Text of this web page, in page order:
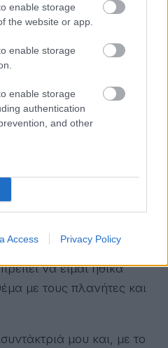
enable storage
the website or app.
enable storage
enable storage
authentication
and other
Access Privacy Policy
εγώ είμαι
ήμουν ΑΕΚ, τι θα ψήφιζα
Εδώ έχω πρόβλημα με
«Γιατί δεν γίνεσαι
κάποιοι, για να κάνεις
το όραμα του
της Άτυπης
σαν τον κυρ-Γιάννη και
να είμαι ηθικά
με τους πλανήτες και
μου και, με το